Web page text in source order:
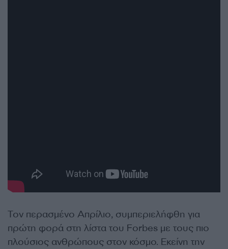
Τον περασμένο Απρίλιο, συμπεριελήφθη για
πρώτη φορά στη λίστα του Forbes με τους πιο
πλούσιος ανθρώπους στον κόσμο. Εκείνη την